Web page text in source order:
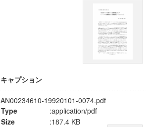
キャプション
AN00234610-19920101-0074.pdf
Type
:application/pdf
Size
:187.4 KB